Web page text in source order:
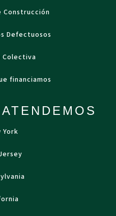
Defectuosos
Colectiva
financiamos
York